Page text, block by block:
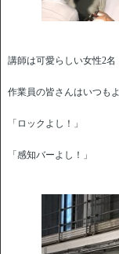
講師は可愛らしい女性2名
作業員の皆さんはいつも
「ロックよし！」
「感知バーよし！」